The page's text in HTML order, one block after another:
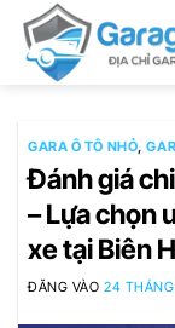
qua
GARA Ô TÔ NHỎ,
Đánh giá
– Lựa chọn
xe tại Biên
ĐĂNG VÀO24